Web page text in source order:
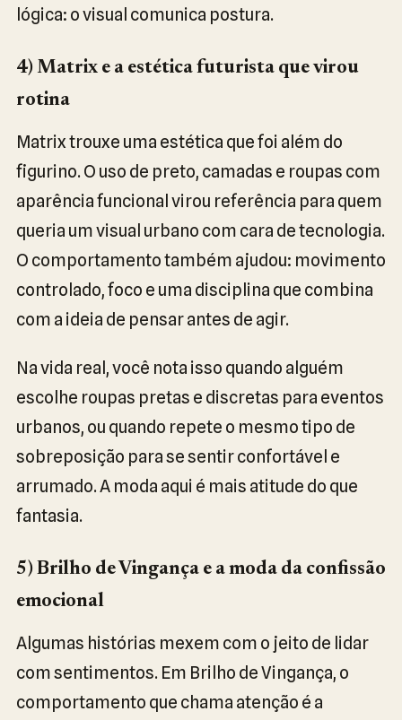
lógica: o visual comunica postura.
4) Matrix e a estética futurista que virou
rotina
Matrix trouxe uma estética que foi além do
figurino. O uso de preto, camadas e roupas com
aparência funcional virou referência para quem
queria um visual urbano com cara de tecnologia.
O comportamento também ajudou: movimento
controlado, foco e uma disciplina que combina
com a ideia de pensar antes de agir.
Na vida real, você nota isso quando alguém
escolhe roupas pretas e discretas para eventos
urbanos, ou quando repete o mesmo tipo de
sobreposição para se sentir confortável e
arrumado. A moda aqui é mais atitude do que
fantasia.
5) Brilho de Vingança e a moda da confissão
emocional
Algumas histórias mexem com o jeito de lidar
com sentimentos. Em Brilho de Vingança, o
comportamento que chama atenção é a